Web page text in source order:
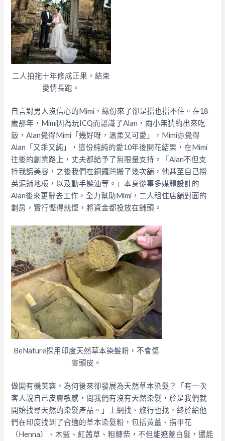
二人拍拖十年修成正果，結束
愛情長跑。
自言對男人沒信心的Mimi，緣份來了卻是擋也擋不住。在18
歲那年，Mimi因為玩ICQ而認識了Alan，兩小無猜約出來吃
飯，Alan覺得Mimi「幾好呀，溫柔又可愛」，Mimi亦覺得
Alan「又乖又純」，這份純純的愛10年後開花結果，在Mimi
往後的創業路上，丈夫都給予了無限量支持。「Alan不但支
持我讀美容，之後我們在銅鑼灣搬了幾次舖，他甚至自己撈
英泥鋪地板，以及動手髹油等。」本身從事多媒體設計的
Alan後來更辭去工作，全力幫助Mimi，二人租住店舖對面的
劏房，實行慳得就慳，將資金都投放在舖頭。
BeNature採用印度天然草本染髮粉，不會傷
害頭皮。
做開有機美容，為何後來卻發展為天然草本染髮？「有一次
客人說自己皮膚敏感，問我們有沒有天然染髮，於是我們就
開始找尋天然的染髮產品。」上網找、旅行也找，終於給他
們在印度找到了合適的草本染髮粉，包括黃薑、指甲花
（Henna）、木藍、紅茜草、粗糠柴，不但能遮蓋白髮，還能